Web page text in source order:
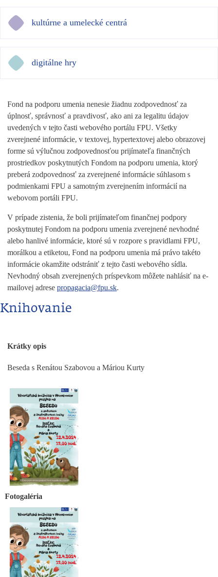
kultúrne a umelecké centrá
digitálne hry
Fond na podporu umenia nenesie žiadnu zodpovednosť za
úplnosť, správnosť a pravdivosť, ako ani za legalitu údajov
uvedených v tejto časti webového portálu FPU. Všetky
zverejnené informácie, v textovej, hypertextovej alebo obrazovej
forme sú výlučnou zodpovednosťou prijímateľa finančných
prostriedkov poskytnutých Fondom na podporu umenia, ktorý
preberá zodpovednosť za zverejnené informácie súhlasom s
podmienkami FPU a samotným zverejnením informácií na
webovom portáli FPU.
V prípade zistenia, že boli prijímateľom finančnej podpory
poskytnutej Fondom na podporu umenia zverejnené nevhodné
alebo hanlivé informácie, ktoré sú v rozpore s pravidlami FPU,
morálkou a etiketou, Fond na podporu umenia má právo takéto
informácie okamžite odstrániť z tejto časti webového sídla.
Nevhodný obsah zverejnených príspevkom môžete nahlásiť na e-
mailovej adrese propagacia@fpu.sk.
Knihovanie
Krátky opis
Beseda s Renátou Szabovou a Máriou Kurty
Fotogaléria